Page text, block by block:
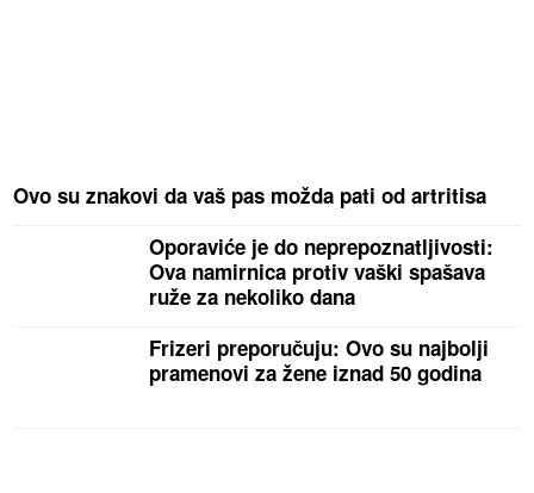
Ovo su znakovi da vaš pas možda pati od artritisa
Oporaviće je do neprepoznatljivosti:
Ova namirnica protiv vaški spašava
ruže za nekoliko dana
Frizeri preporučuju: Ovo su najbolji
pramenovi za žene iznad 50 godina